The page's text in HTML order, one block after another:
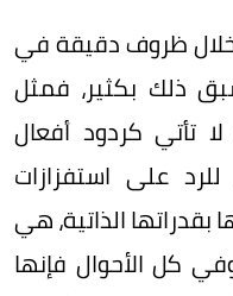
خلال ظروف دقيقة في
ذلك بكثير، فمثل
لا تأتي كردود أفعال
على استفزازات
الذاتية، هي
كل الأحوال فإنها